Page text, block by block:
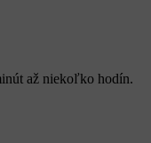
až niekoľko hodín.